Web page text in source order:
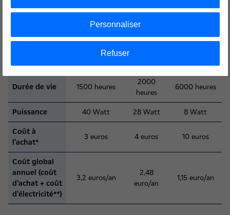
lampe
Lampe à
incandescence
(retirées à la
vente depuis
Lampe
éco-
Lampe LBC
Durée de vie 1500 heures
2000
heures
6000 heures
Puissance 40 Watt 28 Watt 8 Watt
Coût à
l’achat*
3 euros 4 euros 10 euros
Coût global
annuel (coût
d’achat + coût
d’électricité**)
3,2 euros/an
2,48
euro/an
1,15 euro/an
Refuser
Personnaliser